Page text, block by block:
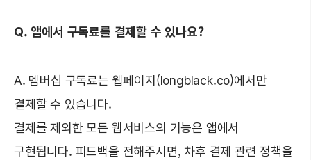
Q. 앱에서 구독료를 결제할 수 있나요?
A. 멤버십 구독료는 웹페이지(longblack.co)에서만
결제할 수 있습니다.
결제를 제외한 모든 웹서비스의 기능은 앱에서
구현됩니다. 피드백을 전해주시면, 차후 결제 관련 정책을